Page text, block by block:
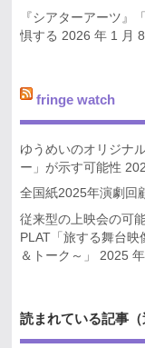
『シアターアーツ』
惧する 2026 年 1 月 8
fringe watch
ゆうめいのオリジナ
ー」が示す可能性
全国紙2025年演劇回
従来型の上映会の可
PLAT「旅する舞台
＆トーク～」
2025
読まれている記事（